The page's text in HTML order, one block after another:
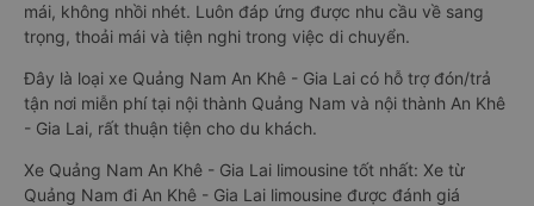
mái, không nhồi nhét. Luôn đáp ứng được nhu cầu về sang
trọng, thoải mái và tiện nghi trong việc di chuyển.
Đây là loại xe Quảng Nam An Khê - Gia Lai có hỗ trợ đón/trả
tận nơi miễn phí tại nội thành Quảng Nam và nội thành An Khê
- Gia Lai, rất thuận tiện cho du khách.
Xe Quảng Nam An Khê - Gia Lai limousine tốt nhất: Xe từ
Quảng Nam đi An Khê - Gia Lai limousine được đánh giá